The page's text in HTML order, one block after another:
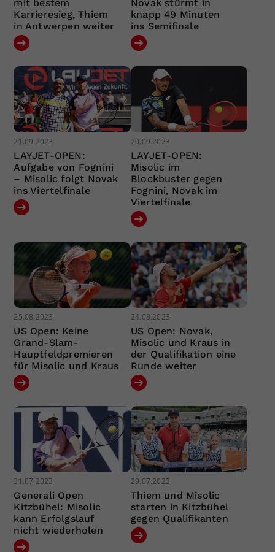
mit bestem
Karrieresieg, Thiem
in Antwerpen weiter
Novak stürmt in
knapp 49 Minuten
ins Semifinale
21.09.2023
LAYJET-OPEN:
Aufgabe von Fognini
– Misolic folgt Novak
ins Viertelfinale
20.09.2023
LAYJET-OPEN:
Misolic im
Blockbuster gegen
Fognini, Novak im
Viertelfinale
25.08.2023
US Open: Keine
Grand-Slam-
Hauptfeldpremieren
für Misolic und Kraus
24.08.2023
US Open: Novak,
Misolic und Kraus in
der Qualifikation eine
Runde weiter
31.07.2023
Generali Open
Kitzbühel: Misolic
kann Erfolgslauf
nicht wiederholen
29.07.2023
Thiem und Misolic
starten in Kitzbühel
gegen Qualifikanten